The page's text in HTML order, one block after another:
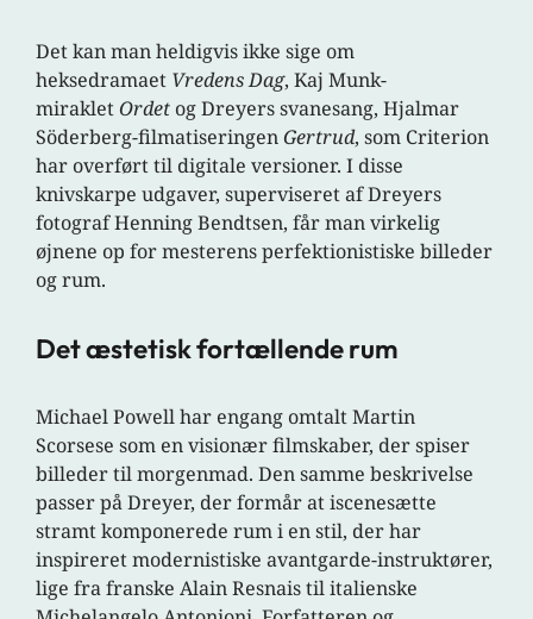
Det kan man heldigvis ikke sige om
heksedramaet Vredens Dag, Kaj Munk-
mirakletOrdet og Dreyers svanesang, Hjalmar
Söderberg-filmatiseringenGertrud, som Criterion
har overført til digitale versioner. I disse
knivskarpe udgaver, superviseret af Dreyers
fotograf Henning Bendtsen, får man virkelig
øjnene op for mesterens perfektionistiske billeder
og rum.
Det æstetisk fortællende rum
Michael Powell har engang omtalt Martin
Scorsese som en visionær filmskaber, der spiser
billeder til morgenmad. Den samme beskrivelse
passer på Dreyer, der formår at iscenesætte
stramt komponerede rum i en stil, der har
inspireret modernistiske avantgarde-instruktører,
lige fra franske Alain Resnais til italienske